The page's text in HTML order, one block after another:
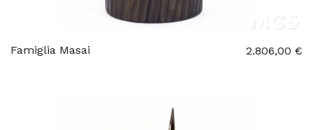
Famiglia Masai 2.806,00 €